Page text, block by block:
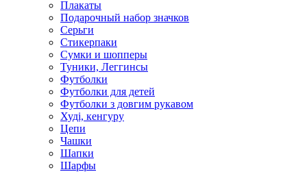
Плакаты
Подарочный набор значков
Серьги
Стикерпаки
Сумки и шопперы
Туники, Леггинсы
Футболки
Футболки для детей
Футболки з довгим рукавом
Худі, кенгуру
Цепи
Чашки
Шапки
Шарфы